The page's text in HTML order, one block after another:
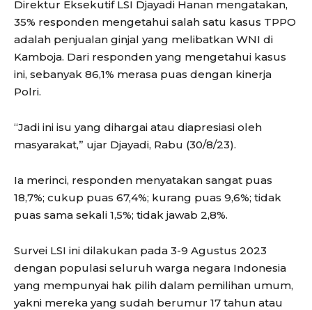
Direktur Eksekutif LSI Djayadi Hanan mengatakan,
35% responden mengetahui salah satu kasus TPPO
adalah penjualan ginjal yang melibatkan WNI di
Kamboja. Dari responden yang mengetahui kasus
ini, sebanyak 86,1% merasa puas dengan kinerja
Polri.
“Jadi ini isu yang dihargai atau diapresiasi oleh
masyarakat,” ujar Djayadi, Rabu (30/8/23).
Ia merinci, responden menyatakan sangat puas
18,7%; cukup puas 67,4%; kurang puas 9,6%; tidak
puas sama sekali 1,5%; tidak jawab 2,8%.
Survei LSI ini dilakukan pada 3-9 Agustus 2023
dengan populasi seluruh warga negara Indonesia
yang mempunyai hak pilih dalam pemilihan umum,
yakni mereka yang sudah berumur 17 tahun atau